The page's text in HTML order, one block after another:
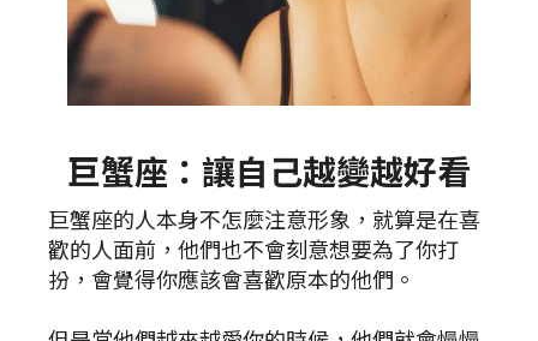
巨蟹座：讓自己越變越好看
巨蟹座的人本身不怎麼注意形象，就算是在喜
歡的人面前，他們也不會刻意想要為了你打
扮，會覺得你應該會喜歡原本的他們。